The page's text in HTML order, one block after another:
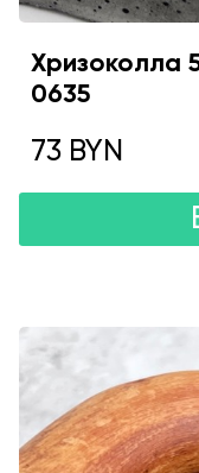
Хризоколла
0635
73 BYN